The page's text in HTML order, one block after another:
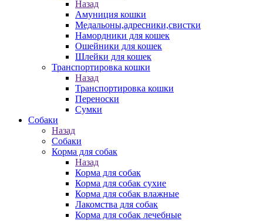
Назад
Амуниция кошки
Медальоны,адресники,свистки
Намордники для кошек
Ошейники для кошек
Шлейки для кошек
Транспортировка кошки
Назад
Транспортировка кошки
Переноски
Сумки
Собаки
Назад
Собаки
Корма для собак
Назад
Корма для собак
Корма для собак сухие
Корма для собак влажные
Лакомства для собак
Корма для собак лечебные